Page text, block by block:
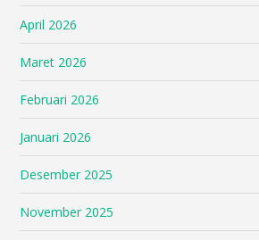
April 2026
Maret 2026
Februari 2026
Januari 2026
Desember 2025
November 2025